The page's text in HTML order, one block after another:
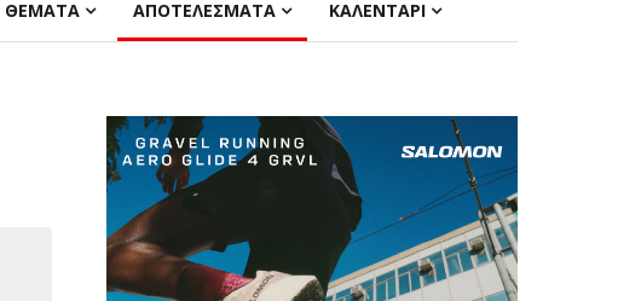
ΘΕΜΑΤΑ ΑΠΟΤΕΛΕΣΜΑΤΑ ΚΑΛΕΝΤΑΡΙ